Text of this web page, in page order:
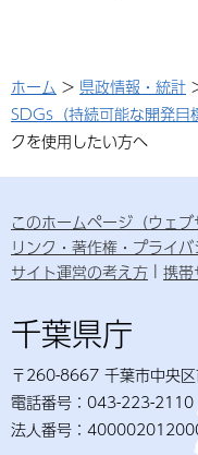
ホーム > 県政情報・統計
SDGs（持続可能な開発目
クを使用したい方へ
このホームページ（ウェ
リンク・著作権・プライ
サイト運営の考え方
携帯
千葉県庁
〒260-8667 千葉市中央
電話番号：043-223-2110
法人番号：